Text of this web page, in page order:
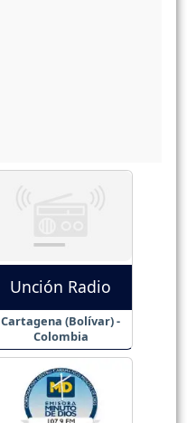
Unción Radio
Cartagena (Bolívar) -
Colombia